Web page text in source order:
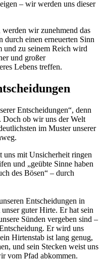
– wir werden uns dieser
wir zunehmend das
einen erneuerten Sinn
und zu seinem Reich wird
und großer
Lebens treffen.
Entscheidungen“, denn
Doch ob wir uns der Welt
im Muster unserer
uns mit Unsicherheit ringen
und „geübte Sinne haben
des Bösen“ – durch
Entscheidungen in
guter Hirte. Er hat sein
Sünden vergeben sind –
Er wird uns
Hirtenstab ist lang genug,
und sein Stecken weist uns
vom Pfad abkommen.